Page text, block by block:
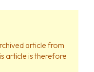
article from
article is therefore